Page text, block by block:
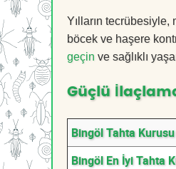
Yılların
böcek ve haşere
geçin ve sağlıklı
Güçlü
Bingöl Tahta
Bingöl En İyi Tahta